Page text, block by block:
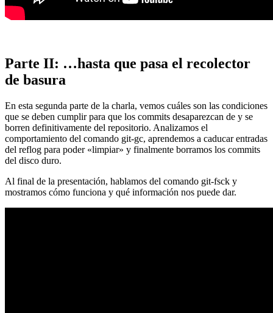
Parte II: …hasta que pasa el recolector
de basura
En esta segunda parte de la charla, vemos cuáles son las condiciones
que se deben cumplir para que los commits desaparezcan de y se
borren definitivamente del repositorio. Analizamos el
comportamiento del comando git-gc, aprendemos a caducar entradas
del reflog para poder «limpiar» y finalmente borramos los commits
del disco duro.
Al final de la presentación, hablamos del comando git-fsck y
mostramos cómo funciona y qué información nos puede dar.